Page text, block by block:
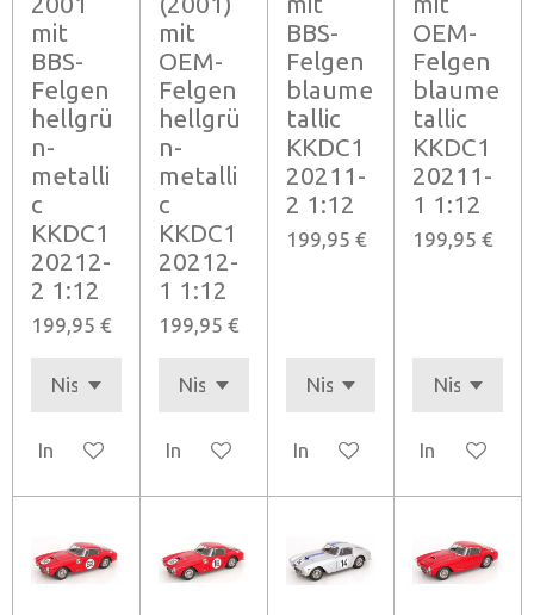
mit
BBS-
Felgen
hellgrü
n-
metalli
c
KKDC1
20212-
2 1:12
199,95 €
In den Warenkorb
mit
OEM-
Felgen
hellgrü
n-
metalli
c
KKDC1
20212-
1 1:12
199,95 €
In den Warenkorb
BBS-
Felgen
blaume
tallic
KKDC1
20211-
2 1:12
199,95 €
In den Warenkorb
OEM-
Felgen
blaume
tallic
KKDC1
20211-
1 1:12
199,95 €
In den